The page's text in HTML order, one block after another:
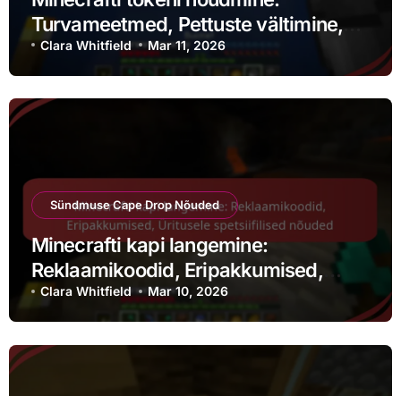
Turvameetmed, Pettuste vältimine,
Ohutegurid tehingutes
Clara Whitfield Mar 11, 2026
Sündmuse Cape Drop Nõuded
Minecrafti kapi langemine:
Reklaamikoodid, Eripakkumised,
Üritusele spetsiifilised nõuded
Clara Whitfield Mar 10, 2026